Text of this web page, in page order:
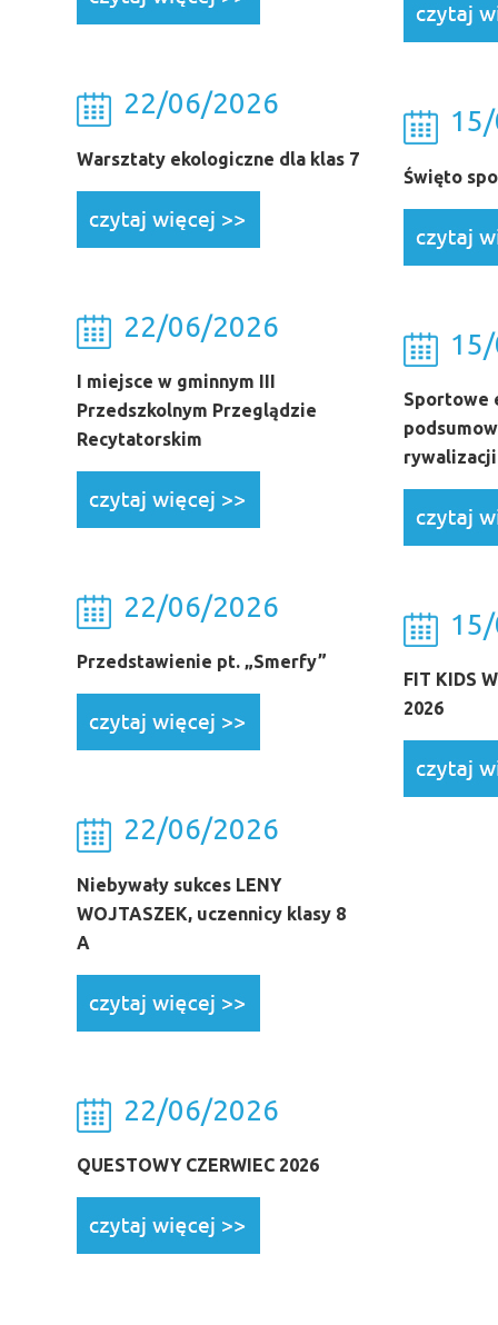
22/06/2026
Warsztaty ekologiczne dla klas 7
22/06/2026
I miejsce w gminnym III
Przedszkolnym Przeglądzie
Recytatorskim
22/06/2026
Przedstawienie pt. „Smerfy”
22/06/2026
Niebywały sukces LENY
WOJTASZEK, uczennicy klasy 8
A
22/06/2026
QUESTOWY CZERWIEC 2026
Święto
Sportowe
FIT KIDS
2026